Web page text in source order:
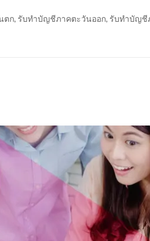
ตก, รับทำบัญชีภาคตะวันออก, รับทำบัญชี